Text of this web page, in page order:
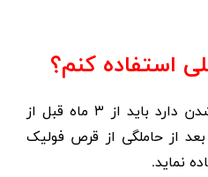
استفاده کنم؟
زنی که تصمیم به بچه دار شدن دارد باید از ۳ ماه قبل از
تا ۱۲ هفته بعد از حاملگی از قرص فولیک